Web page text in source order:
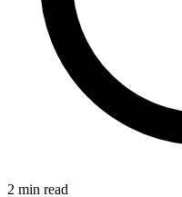
2 min read